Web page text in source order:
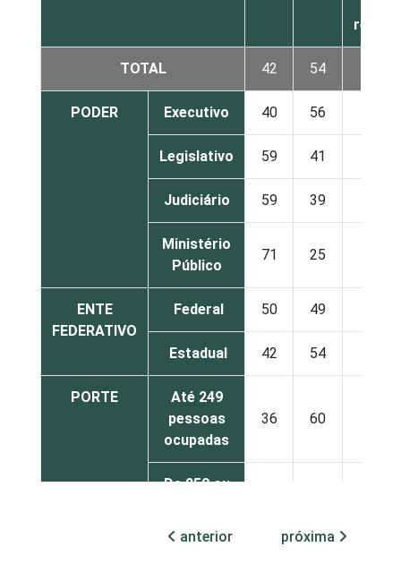
TOTAL 42 54
PODER Executivo 40 56
Legislativo 59 41
Judiciário 59 39
Ministério
Público
71 25
ENTE
FEDERATIVO
Federal 50 49
Estadual 42 54
PORTE
Até 249
pessoas
ocupadas
36 60
De 250 ou
pessoas
anterior próxima